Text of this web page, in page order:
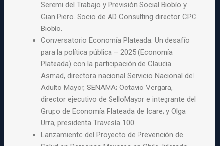
Seremi del Trabajo y Previsión Social Biobío y
Gian Piero. Socio de AD Consulting director CPC
Biobío.
Conversatorio Economía Plateada: Un desafío
para la política pública – 2025 (Economía
Plateada) con la participación de Claudia
Asmad, directora nacional Servicio Nacional del
Adulto Mayor, SENAMA; Octavio Vergara,
director ejecutivo de SelloMayor e integrante del
Grupo de Economía Plateada de Icare; y Olga
Urra, presidenta Travesía 100.
Lanzamiento del Proyecto de Prevención de